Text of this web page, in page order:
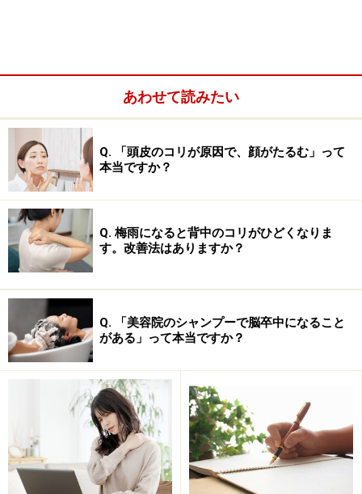
■肩こりに悩む人に多い「顔」に現れる症状とは
顔が腫れぼったくなる
疲れた表情をしている
顔の筋肉がこわばっている
顔色がすぐれない、くすみがち
肌にかさつきが目立つようになる
顔のバランスに左右差が生じる
口が大きく開かない
あわせて読みたい
Q. 「頭皮のコリが原因で、顔がたるむ」って
本当ですか？
Q. 梅雨になると背中のコリがひどくなりま
す。改善法はありますか？
Q. 「美容院のシャンプーで脳卒中になること
がある」って本当ですか？